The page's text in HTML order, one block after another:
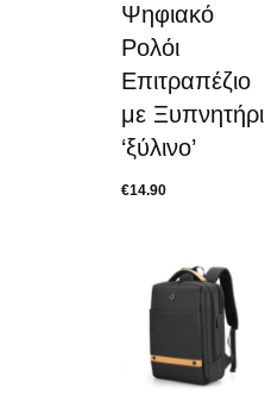
Ψηφιακό
Ρολόι
Επιτραπέζιο
με Ξυπνητήρι
‘ξύλινο’
€14.90